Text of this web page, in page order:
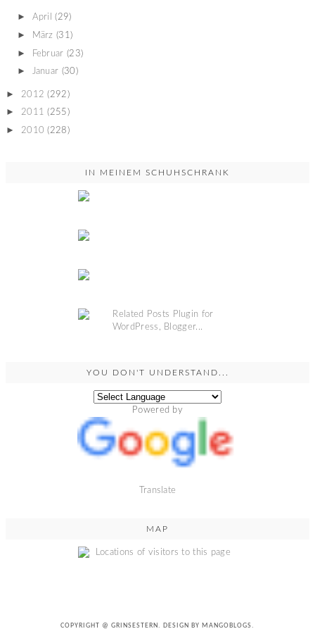
► April (29)
► März (31)
► Februar (23)
► Januar (30)
► 2012 (292)
► 2011 (255)
► 2010 (228)
IN MEINEM SCHUHSCHRANK
YOU DON'T UNDERSTAND...
Powered by
Translate
MAP
COPYRIGHT @ GRINSESTERN. DESIGN BY MANGOBLOGS.